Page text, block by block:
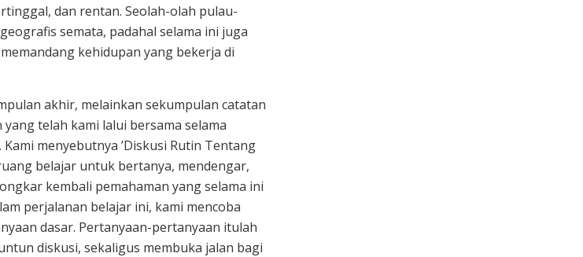
dan rentan. Seolah-olah pulau-
semata, padahal selama ini juga
kehidupan yang bekerja di
akhir, melainkan sekumpulan catatan
telah kami lalui bersama selama
menyebutnya ’Diskusi Rutin Tentang
belajar untuk bertanya, mendengar,
kembali pemahaman yang selama ini
perjalanan belajar ini, kami mencoba
dasar. Pertanyaan-pertanyaan itulah
diskusi, sekaligus membuka jalan bagi